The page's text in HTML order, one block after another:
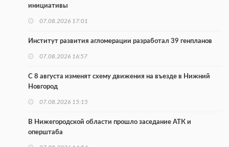
инициативы
07.08.2026 17:01
Институт развития агломерации разработал 39 генпланов
07.08.2026 16:57
С 8 августа изменят схему движения на въезде в Нижний
Новгород
07.08.2026 15:15
В Нижегородской области прошло заседание АТК и
оперштаба